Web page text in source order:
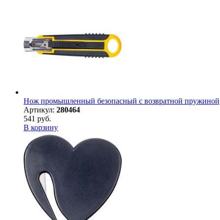
Нож промышленный безопасный с возвратной пружиной,
Артикул: 280464
541 руб.
В корзину